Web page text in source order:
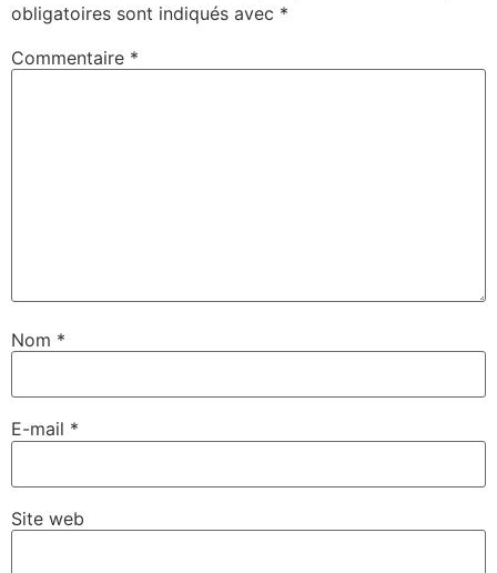
obligatoires sont indiqués avec *
Commentaire *
Nom *
E-mail *
Site web